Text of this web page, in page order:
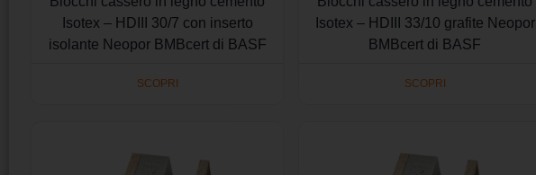
Isotex – HDIII 30/7 con inserto
isolante Neopor BMBcert di BASF
SCOPRI
Isotex – HDIII 33/10 grafite Neopor
BMBcert di BASF
SCOPRI